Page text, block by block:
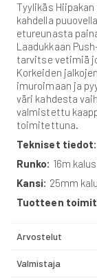
Tyylikäs
kahdella
etureunasta
Laadukkaan
tarvitse vetimiä
Korkeiden
imuroimaan ja
väri kahdesta
valmistettu
toimitettuna.
Tekniset tiedot:
Runko: 16m
Kansi: 25mm
Tuotteen
Arvostelut
Valmistaja